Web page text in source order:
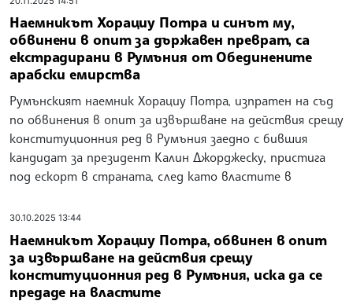
Наемникът Хорациу Потра и синът му,
обвинени в опит за държавен преврат, са
екстрадирани в Румъния от Обединените
арабски емирства
Румънският наемник Хорациу Потра, изпратен на съд
по обвинения в опит за извършване на действия срещу
конституционния ред в Румъния заедно с бившия
кандидат за президент Калин Джорджеску, пристига
под ескорт в страната, след като властите в
30.10.2025 13:44
Наемникът Хорациу Потра, обвинен в опит
за извършване на действия срещу
конституционния ред в Румъния, иска да се
предаде на властите